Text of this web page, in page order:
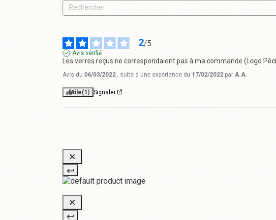
2/5
Avis vérifié
Les verres reçus ne correspondaient pas à ma commande (Logo
Avis du 06/03/2022 , suite à une expérience du 17/02/2022 par A.A.
Utile(1) Signaler